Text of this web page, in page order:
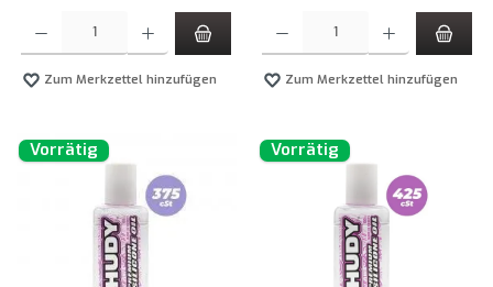
Zum Merkzettel hinzufügen Zum Merkzettel hinzufügen
Vorrätig Vorrätig